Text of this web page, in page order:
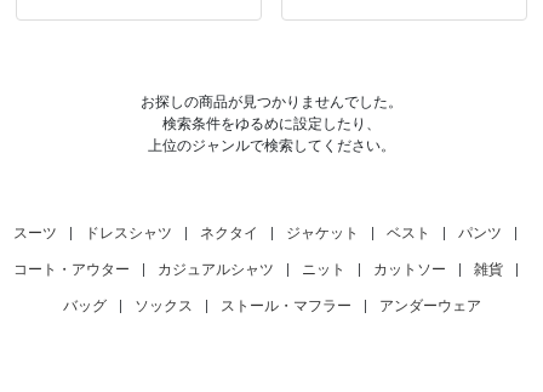
お探しの商品が見つかりませんでした。
検索条件をゆるめに設定したり、
上位のジャンルで検索してください。
スーツ ドレスシャツ ネクタイ ジャケット ベスト パンツ
コート・アウター カジュアルシャツ ニット カットソー 雑貨
バッグ ソックス ストール・マフラー アンダーウェア